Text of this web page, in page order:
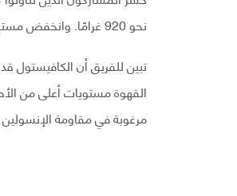
نحو 920 غرامًا. وانخفض مستوى الدهون أيضًا لدى من تناولوا مركب القهوة بنحو 400 ميلي متر وسطيًا.
تبين للفريق أن
القهوة مستويات أعلى من
مرغوبة في مقاومة